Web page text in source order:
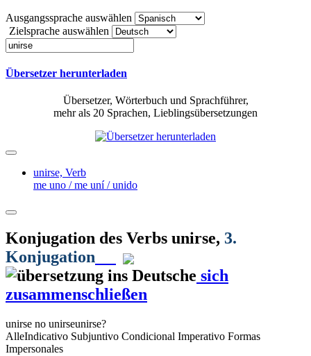
Ausgangssprache auswählen
Zielsprache auswählen
Übersetzer herunterladen
Übersetzer, Wörterbuch und Sprachführer,
mehr als 20 Sprachen, Lieblingsübersetzungen
unirse, Verb
me uno / me uní / unido
Konjugation des Verbs unirse, 3.
Konjugation
sich
zusammenschließen
unirse no unirseunirse?
AlleIndicativo Subjuntivo Condicional Imperativo Formas
Impersonales